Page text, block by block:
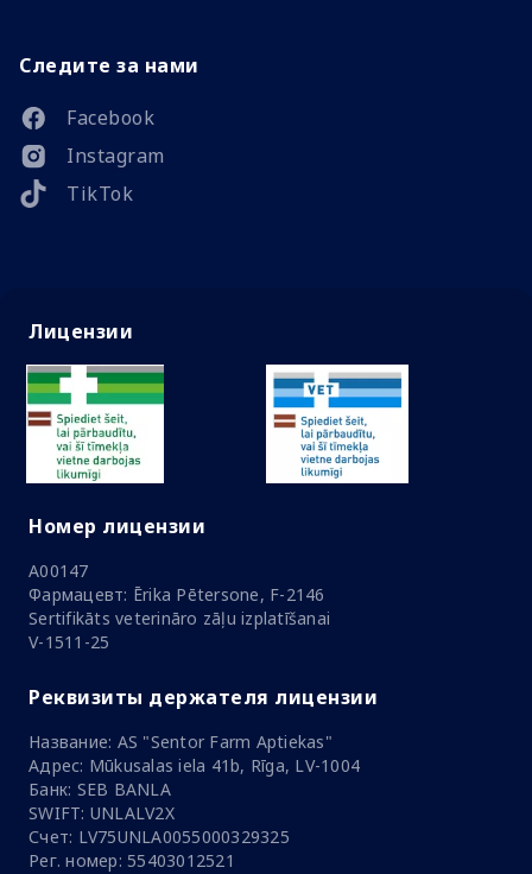
Следите за нами
Facebook
Instagram
TikTok
Лицензии
Номер лицензии
A00147
Фармацевт: Ērika Pētersone, F-2146
Sertifikāts veterināro zāļu izplatīšanai
V-1511-25
Реквизиты держателя лицензии
Название: AS "Sentor Farm Aptiekas"
Адрес: Mūkusalas iela 41b, Rīga, LV-1004
Банк: SEB BANLA
SWIFT: UNLALV2X
Счет: LV75UNLA0055000329325
Рег. номер: 55403012521